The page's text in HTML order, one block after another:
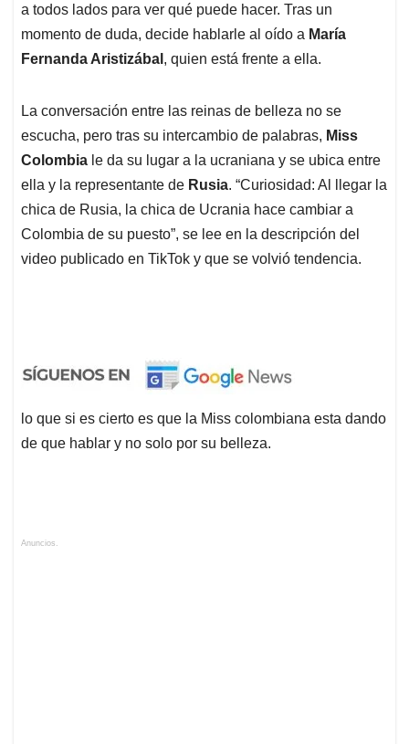
a todos lados para ver qué puede hacer. Tras un
momento de duda, decide hablarle al oído a María
Fernanda Aristizábal , quien está frente a ella.
La conversación entre las reinas de belleza no se
escucha, pero tras su intercambio de palabras, Miss
Colombia le da su lugar a la ucraniana y se ubica entre
ella y la representante de Rusia. “Curiosidad: Al llegar la
chica de Rusia, la chica de Ucrania hace cambiar a
Colombia de su puesto”, se lee en la descripción del
video publicado en TikTok y que se volvió tendencia.
lo que si es cierto es que la Miss colombiana esta dando
de que hablar y no solo por su belleza.
Anuncios.